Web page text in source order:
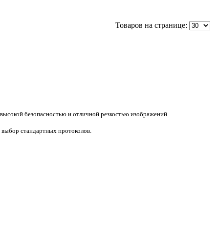
Товаров на странице:
безопасностью и отличной резкостью изображений
стандартных протоколов.